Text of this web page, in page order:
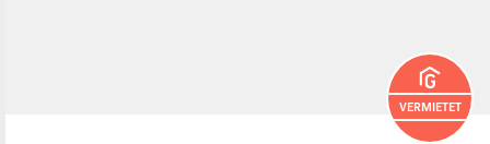
VERMIETET